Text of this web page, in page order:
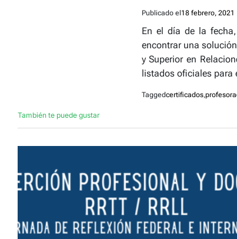
Publicado el 18 febrero, 2021
En el día de la
encontrar una
y Superior en
listados oficiales para
Taggedcertificados,
También te puede gustar